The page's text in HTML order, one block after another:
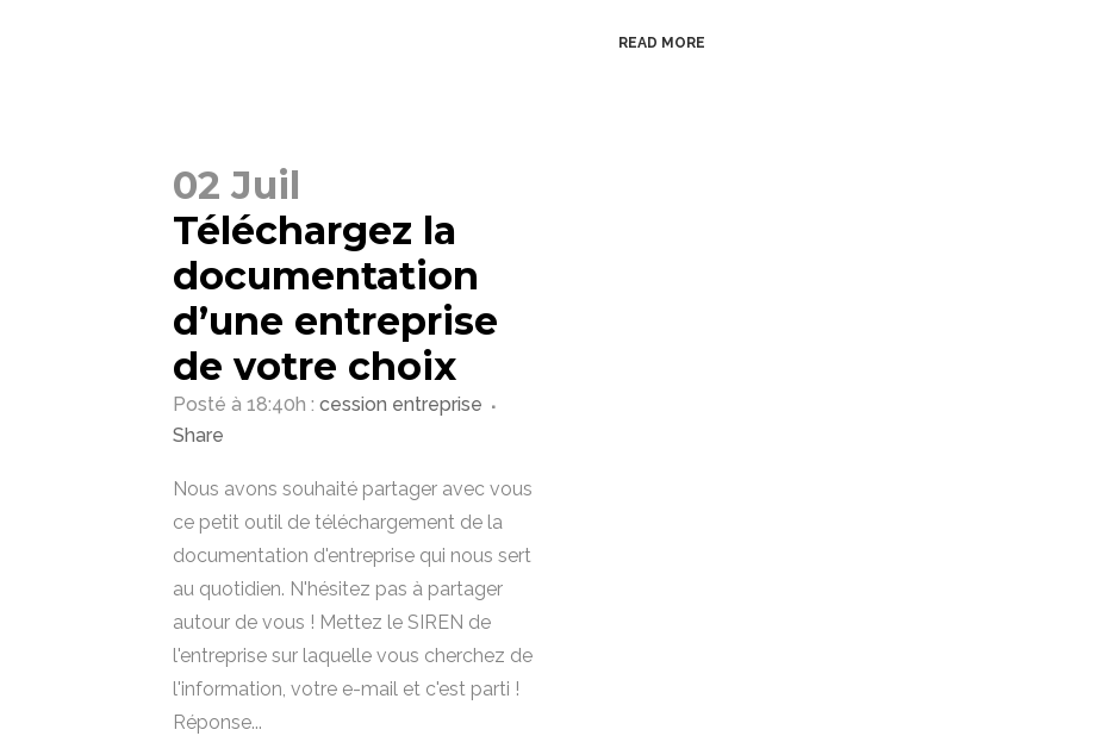
READ MORE
02 Juil
Téléchargez la
documentation
d’une entreprise
de votre choix
Posté à 18:40h : cession entreprise
Share
Nous avons souhaité partager avec vous
ce petit outil de téléchargement de la
documentation d'entreprise qui nous sert
au quotidien. N'hésitez pas à partager
autour de vous ! Mettez le SIREN de
l'entreprise sur laquelle vous cherchez de
l'information, votre e-mail et c'est parti !
Réponse...